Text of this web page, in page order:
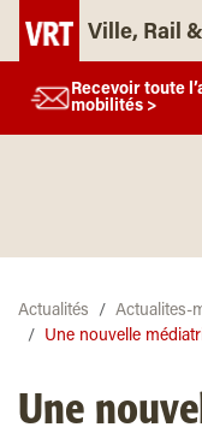
Ville, Rail
Recevoir toute
mobilités >
Actualités
Actualites-
Une nouvelle
Une